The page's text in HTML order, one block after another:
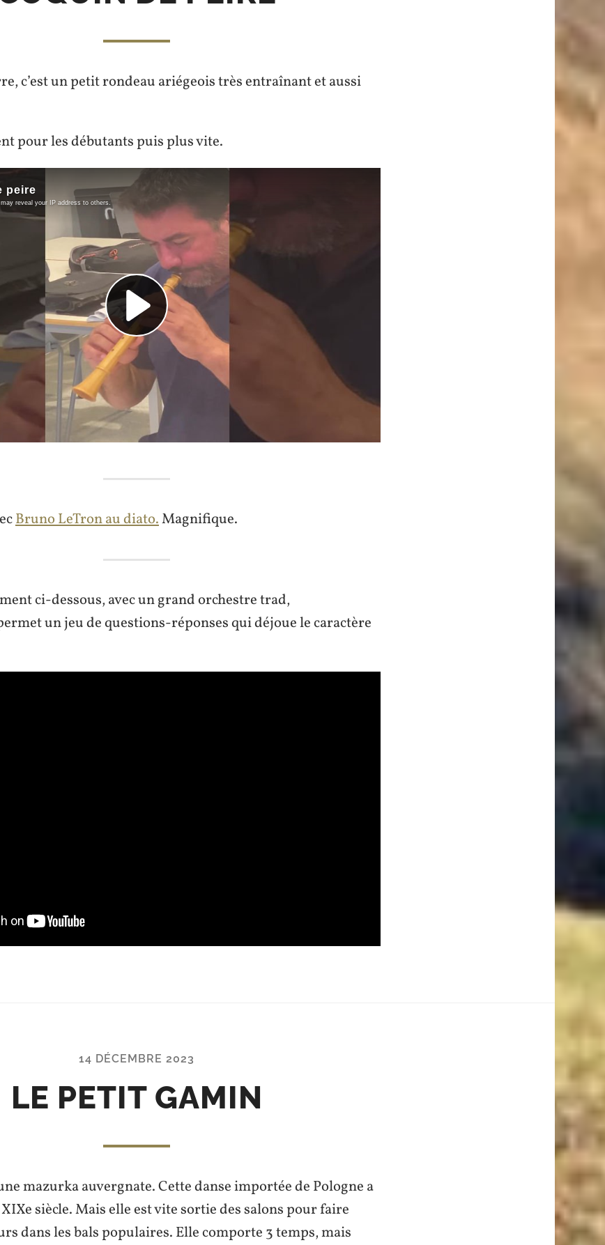
c’est un petit rondeau ariégeois très entraînant et aussi
pour les débutants puis plus vite.
Bruno LeTron au diato.Magnifique.
ci-dessous, avec un grand orchestre trad,
un jeu de questions-réponses qui déjoue le caractère
14 DÉCEMBRE 2023
LE PETIT GAMIN
mazurka auvergnate. Cette danse importée de Pologne a
siècle. Mais elle est vite sortie des salons pour faire
dans les bals populaires. Elle comporte 3 temps, mais